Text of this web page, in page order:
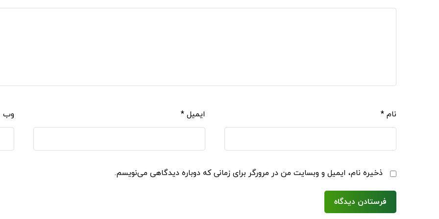
نام * ایمیل * وب‌
ذخیره نام، ایمیل و وبسایت من در مرورگر برای زمانی که دوباره دیدگاهی می‌نویسم.